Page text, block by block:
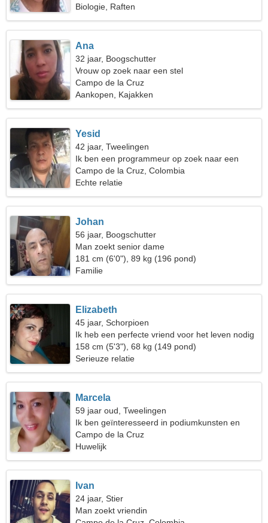
Biologie, Raften
Ana
32 jaar, Boogschutter
Vrouw op zoek naar een stel
Campo de la Cruz
Aankopen, Kajakken
Yesid
42 jaar, Tweelingen
Ik ben een programmeur op zoek naar een
vurige vrouw
Campo de la Cruz, Colombia
Echte relatie
Johan
56 jaar, Boogschutter
Man zoekt senior dame
181 cm (6'0"), 89 kg (196 pond)
Familie
Elizabeth
45 jaar, Schorpioen
Ik heb een perfecte vriend voor het leven nodig
158 cm (5'3"), 68 kg (149 pond)
Serieuze relatie
Marcela
59 jaar oud, Tweelingen
Ik ben geïnteresseerd in podiumkunsten en
skiën
Campo de la Cruz
Huwelijk
Ivan
24 jaar, Stier
Man zoekt vriendin